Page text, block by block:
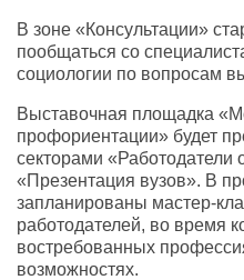
В зоне «Консультации»
пообщаться со
социологии по вопросам
Выставочная площадка
профориентации» будет
секторами «Работодатели
«Презентация вузов». В
запланированы мастер-
работодателей, во время
востребованных
возможностях.